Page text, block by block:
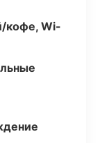
кофе, Wi-